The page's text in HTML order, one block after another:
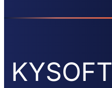
KYSOFT